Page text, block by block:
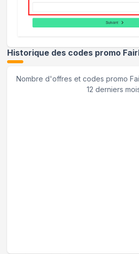
Historique des codes promo
Nombre d'offres et codes promo
12 derniers